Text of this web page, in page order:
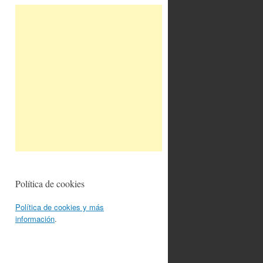
Política de cookies
Política de cookies y más
información.